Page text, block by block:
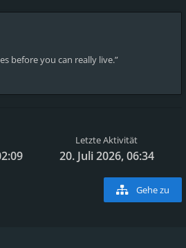
before you can really live.”
Letzte Aktivität
20. Juli 2026, 06:34
Gehe zu